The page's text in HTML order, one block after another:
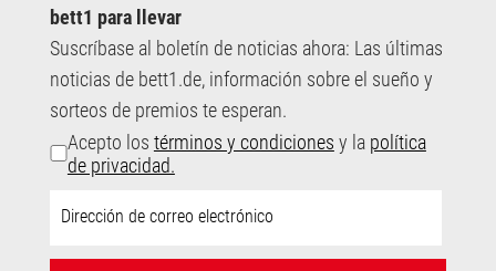
funda con r...
bett1 para llevar
Suscríbase al boletín de noticias ahora: Las últimas
noticias de bett1.de, información sobre el sueño y
sorteos de premios te esperan.
Acepto los términos y condiciones y la política
de privacidad.
de
electrónico: